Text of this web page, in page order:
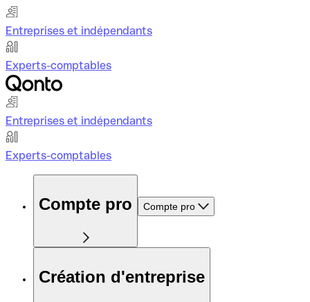
Entreprises et indépendants
Experts-comptables
Entreprises et indépendants
Experts-comptables
Compte pro Compte pro
Création d'entreprise